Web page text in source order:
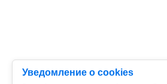
Уведомление о cookies